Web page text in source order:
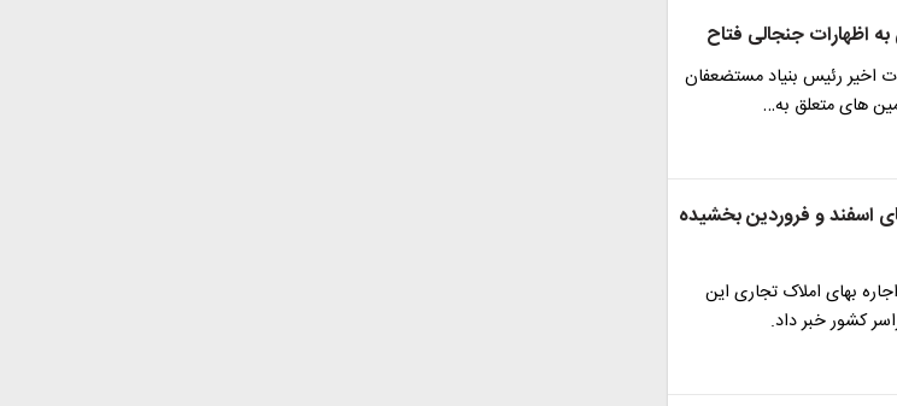
اظهارات جنجالی فتاح
رئیس بنیاد مستضعفان
های متعلق به…
اسفند و فروردین بخشیده
بهای املاک تجاری این
کشور خبر داد.